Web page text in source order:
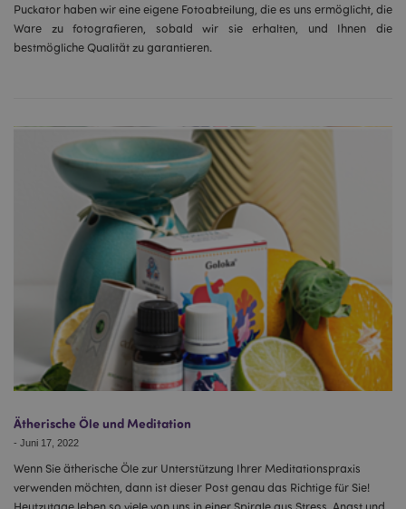
Puckator haben wir eine eigene Fotoabteilung, die es uns ermöglicht, die
Ware zu fotografieren, sobald wir sie erhalten, und Ihnen die
bestmögliche Qualität zu garantieren.
Ätherische Öle und Meditation
- Juni 17, 2022
Wenn Sie ätherische Öle zur Unterstützung Ihrer Meditationspraxis
verwenden möchten, dann ist dieser Post genau das Richtige für Sie!